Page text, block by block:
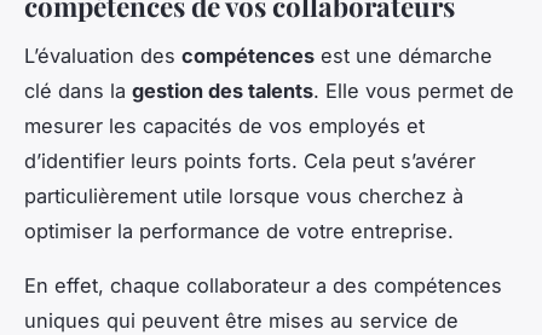
L’évaluation des compétences est une démarche
clé dans la gestion des talents. Elle vous permet de
mesurer les capacités de vos employés et
d’identifier leurs points forts. Cela peut s’avérer
particulièrement utile lorsque vous cherchez à
optimiser la performance de votre entreprise.
En effet, chaque collaborateur a des compétences
uniques qui peuvent être mises au service de